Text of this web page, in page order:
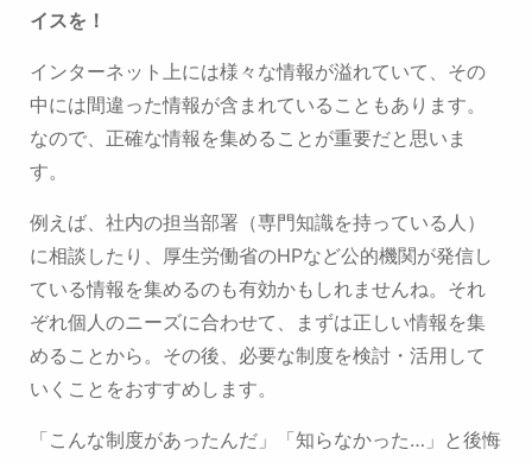
イスを！
インターネット上には様々な情報が溢れていて、その
中には間違った情報が含まれていることもあります。
なので、正確な情報を集めることが重要だと思いま
す。
例えば、社内の担当部署（専門知識を持っている人）
に相談したり、厚生労働省のHPなど公的機関が発信し
ている情報を集めるのも有効かもしれませんね。それ
ぞれ個人のニーズに合わせて、まずは正しい情報を集
めることから。 その後、必要な制度を検討・活用して
いくことをおすすめします。
「こんな制度があったんだ」「知らなかった…」と後悔